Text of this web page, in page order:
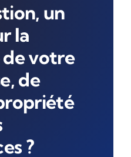
un
la
votre
de
?